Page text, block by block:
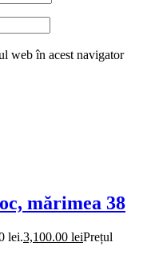
web în acest navigator
mărimea 38
lei.3,100.00 leiPrețul